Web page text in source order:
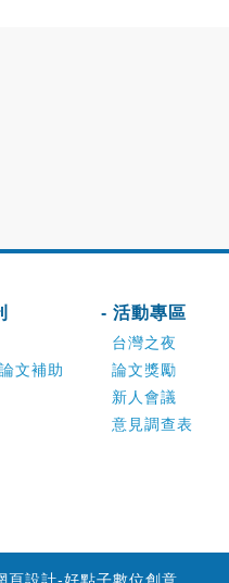
文補助
- 活動專區
台灣之夜
論文獎勵
新人會議
意見調查表